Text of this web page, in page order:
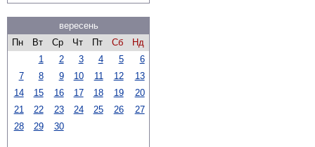
вересень
Пн
Вт Ср Чт Пт Сб
Нд
1
2 3 4 5
6
7
8 9 10 11 12
13
14
15 16 17 18 19
20
21
22 23 24 25 26
27
28
29 30